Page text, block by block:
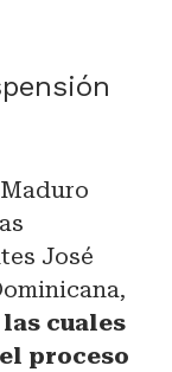
José
las cuales
proceso